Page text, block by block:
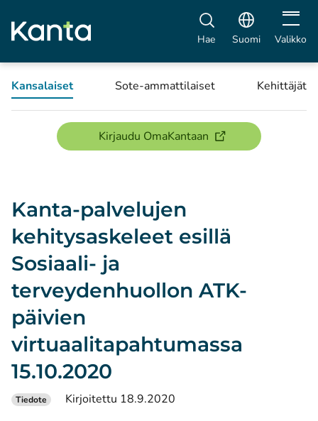
Hae Suomi Avaa
Valikko
Kansalaiset Sote-ammattilaiset Kehittäjät
Kirjaudu OmaKantaan(avautuu uuteen
Kanta-palvelujen
kehitysaskeleet esillä
Sosiaali- ja
terveydenhuollon ATK-
päivien
virtuaalitapahtumassa
15.10.2020
Tiedote Kirjoitettu 18.9.2020